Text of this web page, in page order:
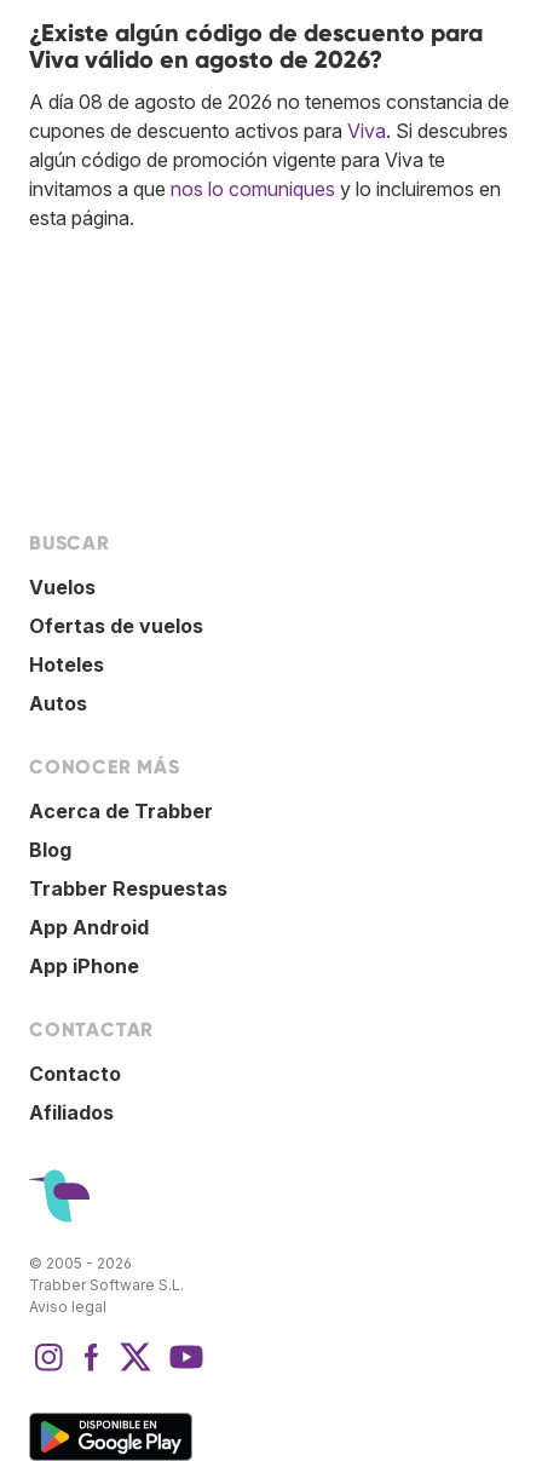
¿Existe algún código de descuento para
Viva válido en agosto de 2026?
A día 08 de agosto de 2026 no tenemos constancia de
cupones de descuento activos para Viva. Si descubres
algún código de promoción vigente para Viva te
invitamos a que nos lo comuniques y lo incluiremos en
esta página.
BUSCAR
Vuelos
Ofertas de vuelos
Hoteles
Autos
CONOCER MÁS
Acerca de Trabber
Blog
Trabber Respuestas
App Android
App iPhone
CONTACTAR
Contacto
Afiliados
© 2005 - 2026
Trabber Software S.L.
Aviso legal